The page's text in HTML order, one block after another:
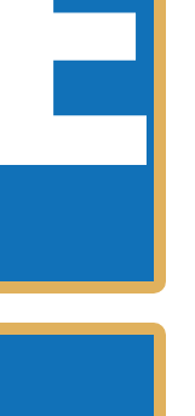
entre